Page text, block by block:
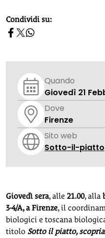
homepage h2
Condividi su:
Quando
Giovedì 21
Dove
Firenze
Sito web
Sotto-il-piatto
Giovedì sera, alle 21.00, alla
3-4/A, a Firenze, il
biologici e toscana
titolo Sotto il piatto,